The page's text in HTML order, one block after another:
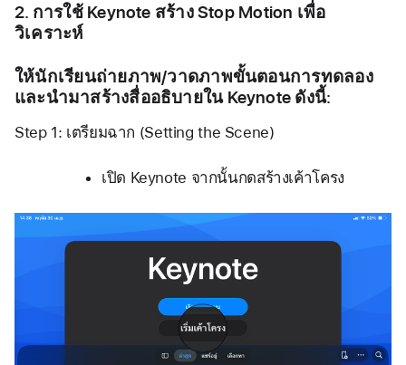
2. การใช้ Keynote สร้าง Stop Motion เพื่อ
วิเคราะห์
ให้นักเรียนถ่ายภาพ/วาดภาพขั้นตอนการทดลอง
และนำมาสร้างสื่ออธิบายใน Keynote ดังนี้:
Step 1: เตรียมฉาก (Setting the Scene)
เปิด Keynote จากนั้นกดสร้างเค้าโครง